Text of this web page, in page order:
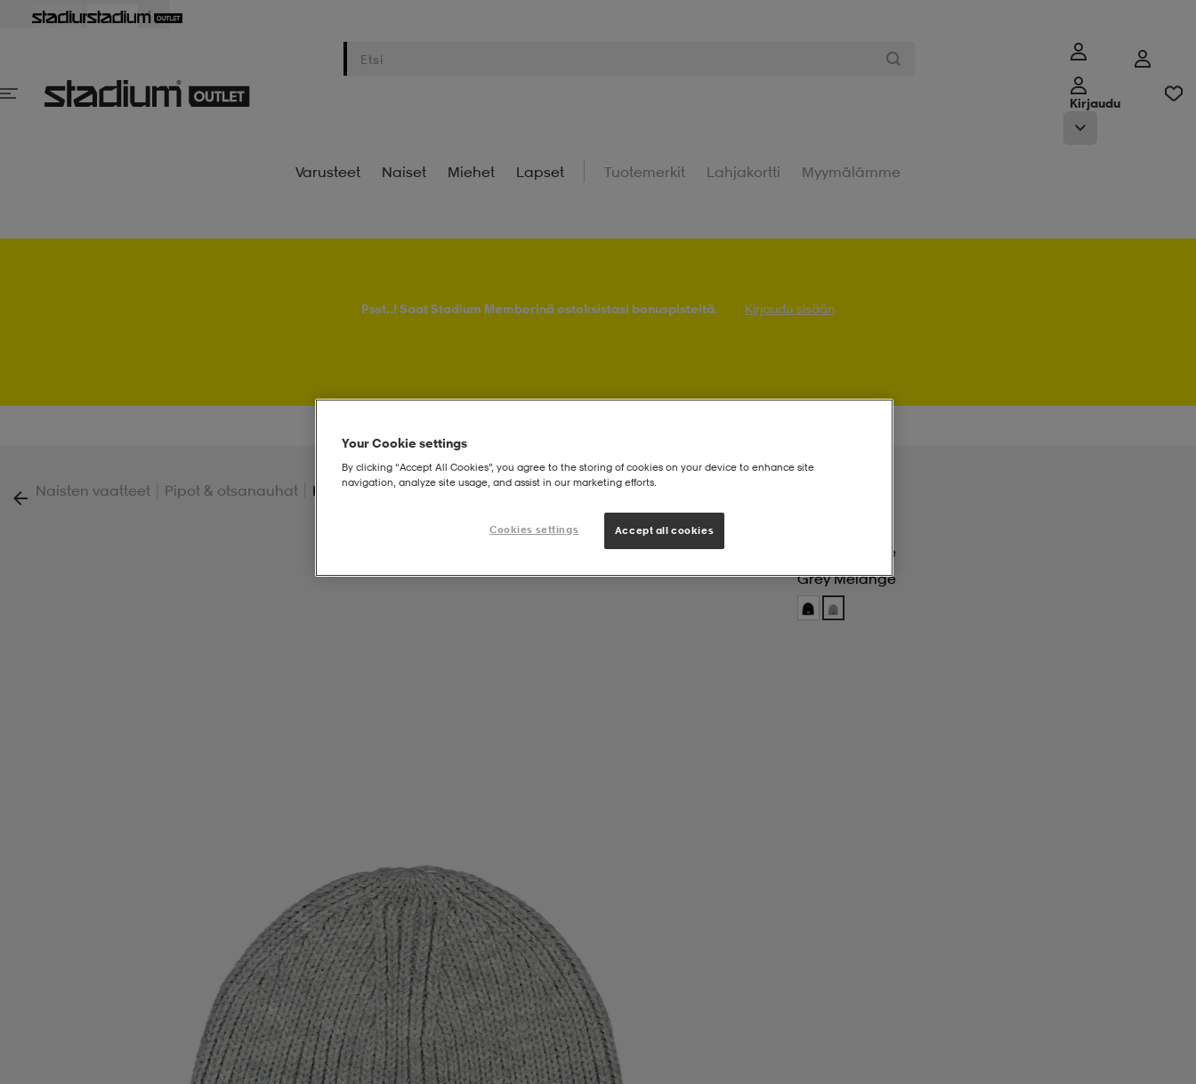
Kirjaudu
Varusteet Naiset Miehet Lapset Tuotemerkit Lahjakortti Myymälämme
Psst..! Saat Stadium Memberinä ostoksistasi bonuspisteitä. Kirjaudu sisään
Naisten vaatteet Pipot & otsanauhat Knit Beanie Sr
Grey Melange
Grey Melange
Your Cookie settings
By clicking “Accept All Cookies”, you agree to the storing of cookies on your device to enhance site
navigation, analyze site usage, and assist in our marketing efforts.
Cookies settings Accept all cookies